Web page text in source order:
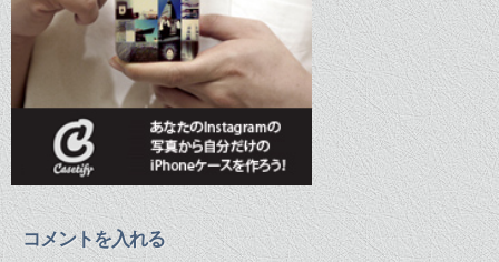
コメントを入れる